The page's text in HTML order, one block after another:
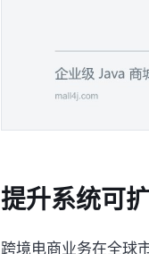
提升系统可
跨境电商业务在全球